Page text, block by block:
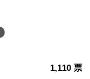
1,110 票